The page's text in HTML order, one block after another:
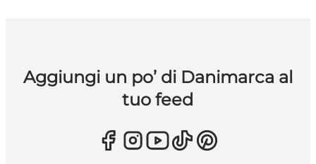
Aggiungi un po’ di Danimarca al
tuo feed